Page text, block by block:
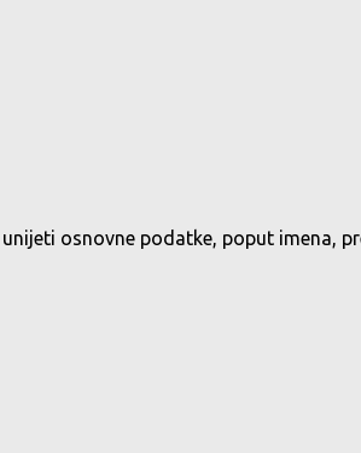
osnovne podatke, poput imena,